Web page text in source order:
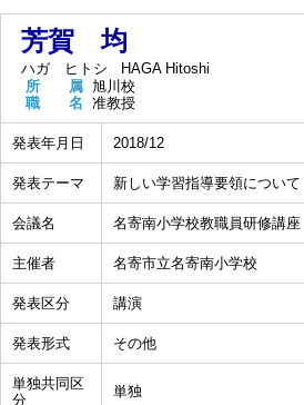
芳賀 均
ハガ ヒトシ
HAGA Hitoshi
所 属 旭川校
職 名 准教授
発表年月日 2018/12
発表テーマ 新しい学習指導要領について
会議名 名寄南小学校教職員研修講座
主催者 名寄市立名寄南小学校
発表区分 講演
発表形式 その他
単独共同区
分
単独